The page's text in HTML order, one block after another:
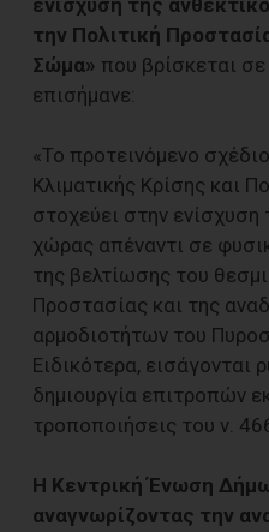
την Πολιτική
Σώμα» που βρίσκεται
επισήμανε:
«Το προτεινόμενο
Κλιματικής Κρίσης και
στοχεύει στην ενίσχυση
χώρας απέναντι σε
της βελτίωσης του
Προστασίας και της
αρμοδιοτήτων του
Ειδικότερα, εισάγονται
δημιουργία επιτροπών
τροποποιήσεις του ν.
Η Κεντρική Ένωση
αναγνωρίζοντας την